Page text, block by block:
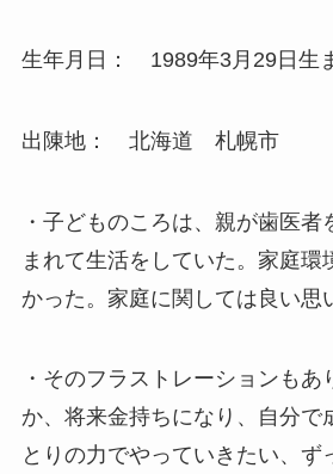
生年月日： 1989年3月29日生
出陳地： 北海道 札幌市
・子どものころは、親が歯医
まれて生活をしていた。家庭環
かった。家庭に関しては良い思
・そのフラストレーションもあ
か、将来金持ちになり、自分で
とりの力でやっていきたい、ず